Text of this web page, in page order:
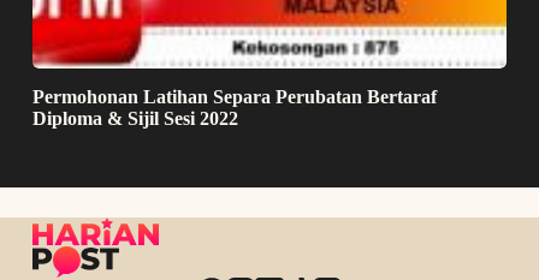
Permohonan Latihan Separa Perubatan Bertaraf
Diploma & Sijil Sesi 2022